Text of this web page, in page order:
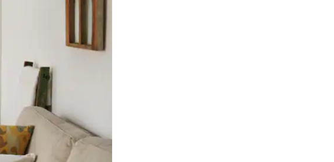
przeglądać je za pomocą gestów dotykowych lub przesuwania.